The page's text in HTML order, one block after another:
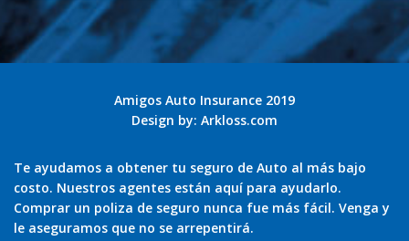
Amigos Auto Insurance 2019
Design by: Arkloss.com
Te ayudamos a obtener tu seguro de Auto al más bajo
costo. Nuestros agentes están aquí para ayudarlo.
Comprar un poliza de seguro nunca fue más fácil. Venga y
le aseguramos que no se arrepentirá.